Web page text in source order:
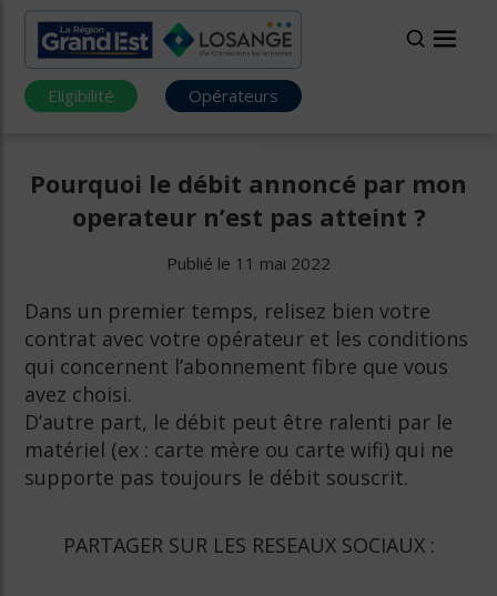
Eligibilité Opérateurs
Pourquoi le débit annoncé par mon
operateur n’est pas atteint ?
Publié le 11 mai 2022
Dans un premier temps, relisez bien votre
contrat avec votre opérateur et les conditions
qui concernent l’abonnement fibre que vous
avez choisi.
D’autre part, le débit peut être ralenti par le
matériel (ex : carte mère ou carte wifi) qui ne
supporte pas toujours le débit souscrit.
PARTAGER SUR LES RESEAUX SOCIAUX :